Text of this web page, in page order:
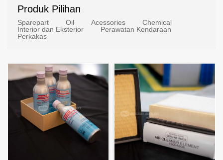
Produk Pilihan
Sparepart Oil Acessories
Chemical
Interior dan Eksterior
Perawatan Kendaraan
Perkakas